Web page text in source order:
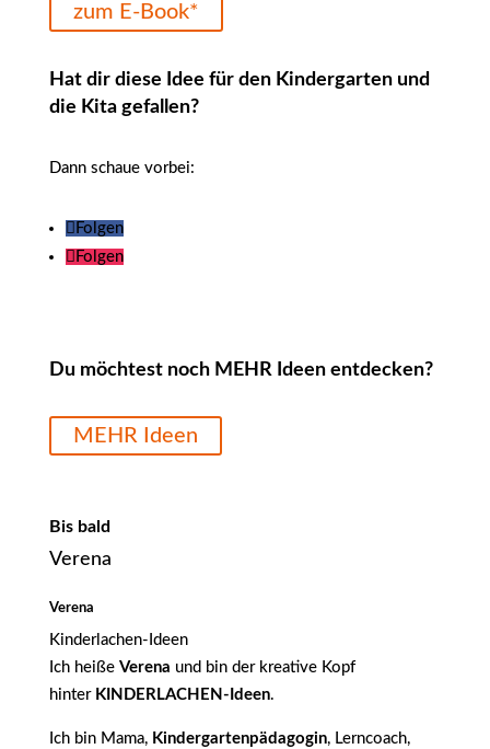
zum E-Book*
Hat dir diese Idee für den Kindergarten und
die Kita gefallen?
Dann schaue vorbei:
Folgen
Folgen
Du möchtest noch MEHR Ideen entdecken?
MEHR Ideen
Bis bald
Verena
Verena
Kinderlachen-Ideen
Ich heiße Verena und bin der kreative Kopf
hinter KINDERLACHEN-Ideen.
Ich bin Mama, Kindergartenpädagogin, Lerncoach,